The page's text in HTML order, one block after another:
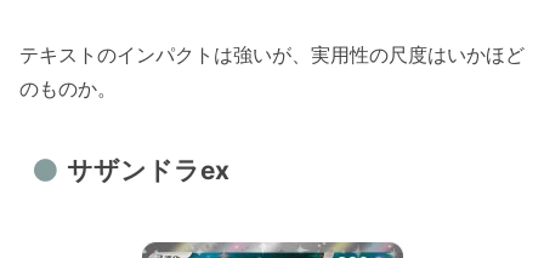
テキストのインパクトは強いが、実用性の尺度はいかほど
のものか。
サザンドラex